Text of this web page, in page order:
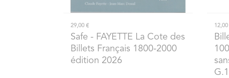
29,00 €
Safe - FAYETTE La Cote des
Billets Français 1800-2000
édition 2026
12,00